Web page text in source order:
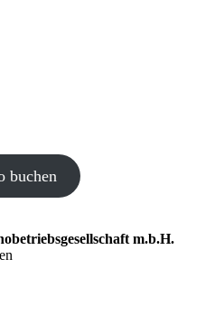
buchen
m.b.H.